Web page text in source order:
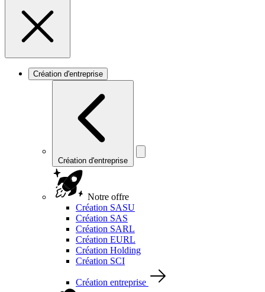
Création d'entreprise
Création d'entreprise
Notre offre
Création SASU
Création SAS
Création SARL
Création EURL
Création Holding
Création SCI
Création entreprise